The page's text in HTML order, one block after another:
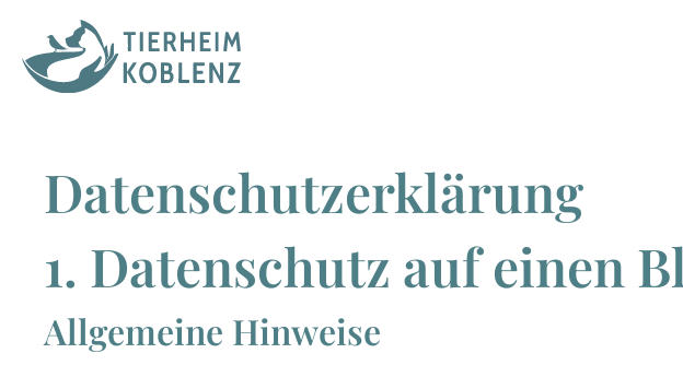
Datenschutz­erklärung
1. Datenschutz auf einen
Allgemeine Hinweise